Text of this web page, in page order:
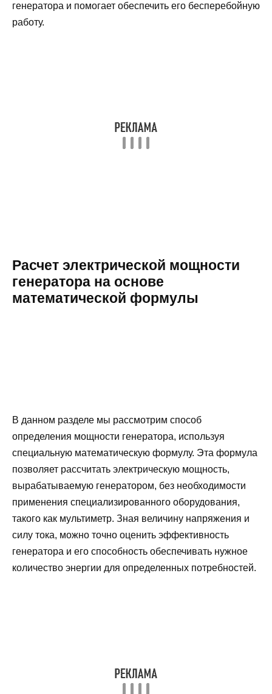
генератора и помогает обеспечить его бесперебойную
работу.
Расчет электрической мощности
генератора на основе
математической формулы
В данном разделе мы рассмотрим способ
определения мощности генератора, используя
специальную математическую формулу. Эта формула
позволяет расcчитать электрическую мощность,
вырабатываемую генератором, без необходимости
применения специализированного оборудования,
такого как мультиметр. Зная величину напряжения и
силу тока, можно точно оценить эффективность
генератора и его способность обеспечивать нужное
количество энергии для определенных потребностей.